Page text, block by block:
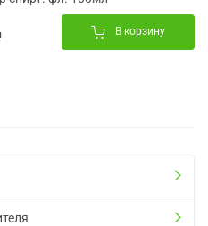
В корзину